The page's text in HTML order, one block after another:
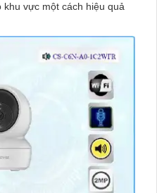
vực một cách hiệu quả